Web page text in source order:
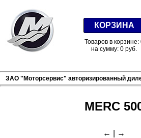
КОРЗИНА
Товаров в корзине:
на сумму: 0 руб.
ЗАО "Моторсервис" авторизированный
MERC
← →